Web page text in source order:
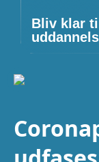
Bliv klar